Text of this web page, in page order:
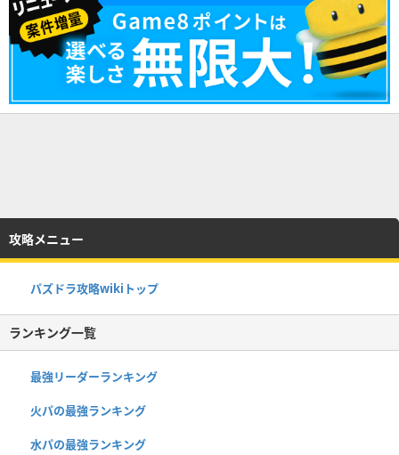
攻略メニュー
パズドラ攻略wikiトップ
ランキング一覧
最強リーダーランキング
火パの最強ランキング
水パの最強ランキング